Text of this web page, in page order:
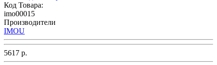
Код Товара:
imo00015
Производители
IMOU
5617 р.